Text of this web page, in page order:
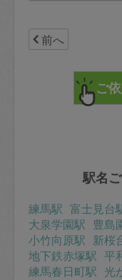
前へ
駅名
練馬駅 富士見台
大泉学園駅 豊島
小竹向原駅 新桜
地下鉄赤塚駅 平
練馬春日町駅 光